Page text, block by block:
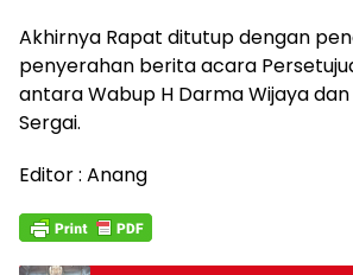
Akhirnya Rapat ditutup dengan
penyerahan berita acara
antara Wabup H Darma Wijaya dan
Sergai.
Editor : Anang